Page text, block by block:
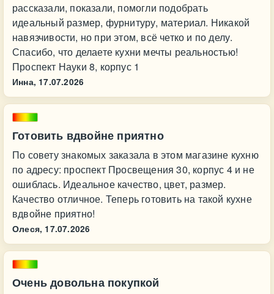
рассказали, показали, помогли подобрать
идеальный размер, фурнитуру, материал. Никакой
навязчивости, но при этом, всё четко и по делу.
Спасибо, что делаете кухни мечты реальностью!
Проспект Науки 8, корпус 1
Инна, 17.07.2026
Готовить вдвойне приятно
По совету знакомых заказала в этом магазине кухню
по адресу: проспект Просвещения 30, корпус 4 и не
ошиблась. Идеальное качество, цвет, размер.
Качество отличное. Теперь готовить на такой кухне
вдвойне приятно!
Олеся, 17.07.2026
Очень довольна покупкой